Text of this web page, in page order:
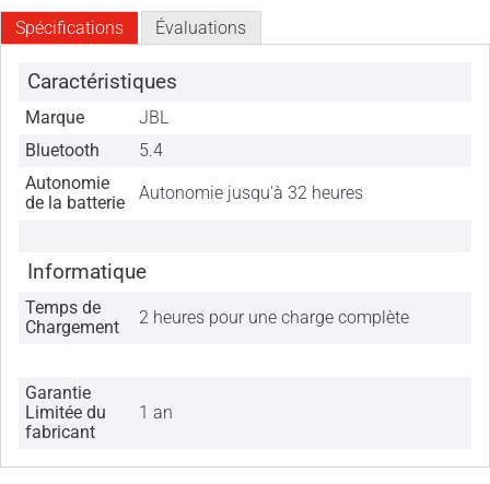
Spécifications Évaluations
Caractéristiques
Marque
JBL
Bluetooth
5.4
Autonomie
de la batterie
Autonomie jusqu'à 32 heures
Informatique
Temps de
Chargement
2 heures pour une charge complète
Garantie
Limitée du
fabricant
1 an